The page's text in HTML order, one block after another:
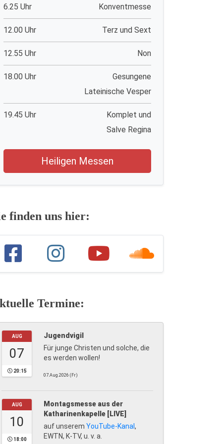
6.25 Uhr Konventmesse
12.00 Uhr Terz und Sext
12.55 Uhr Non
18.00 Uhr
Gesungene
Lateinische Vesper
19.45 Uhr
Komplet und
Salve Regina
Heiligen Messen
finden uns hier:
Termine:
AUG
07
20:15
Jugendvigil
Für junge Christen und solche, die
es werden wollen!
07.Aug.2026 (Fr)
AUG
10
18:00
Montagsmesse aus der
Katharinenkapelle [LIVE]
auf unserem YouTube-Kanal ,
EWTN, K-TV, u. v. a.